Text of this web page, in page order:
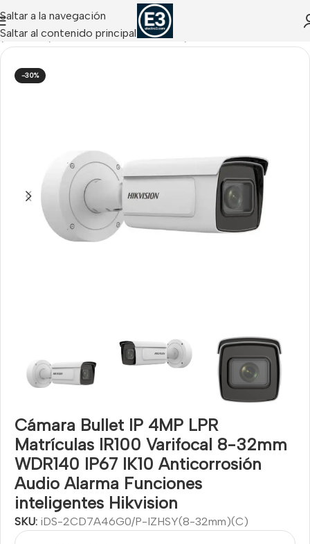
Saltar a la navegación
Saltar al contenido principal
/CCTV IP/Cámaras IP Matrículas LPR
-30%
Cámara Bullet IP 4MP LPR
Matrículas IR100 Varifocal 8-32mm
WDR140 IP67 IK10 Anticorrosión
Audio Alarma Funciones
inteligentes Hikvision
SKU: iDS-2CD7A46G0/P-IZHSY(8-32mm)(C)